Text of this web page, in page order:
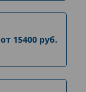
от 15400 руб.